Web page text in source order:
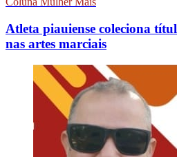
Atleta piauiense coleciona
nas artes marciais